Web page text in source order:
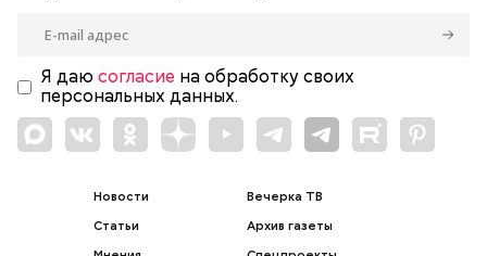
Я даю согласие на обработку своих
персональных данных.
Новости
Статьи
Вечерка ТВ
Архив газеты